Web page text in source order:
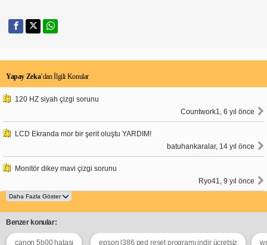
Yapay Zeka’dan İlgili Konular
120 HZ siyah çizgi sorunu
Countwork1, 6 yıl önce
LCD Ekranda mor bir şerit oluştu YARDIM!
batuhankaralar, 14 yıl önce
Monitör dikey mavi çizgi sorunu
Ryo41, 9 yıl önce
Benzer konular:
canon 5b00 hatası epson l386 ped reset programı indir ücretsiz